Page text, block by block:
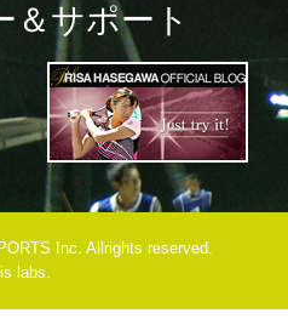
＆サポート
Inc. Allrights reserved.
labs.